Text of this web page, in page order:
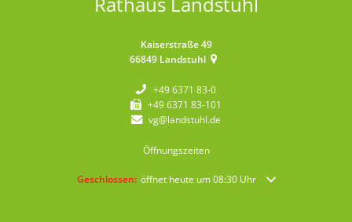
Kaiserstraße 49
66849 Landstuhl
+49 6371 83-0
+49 6371 83-101
vg@landstuhl.de
Öffnungszeiten
Klicken, um weitere Öffnungs- oder Schließzeiten
Geschlossen: öffnet heute um 08:30 Uhr